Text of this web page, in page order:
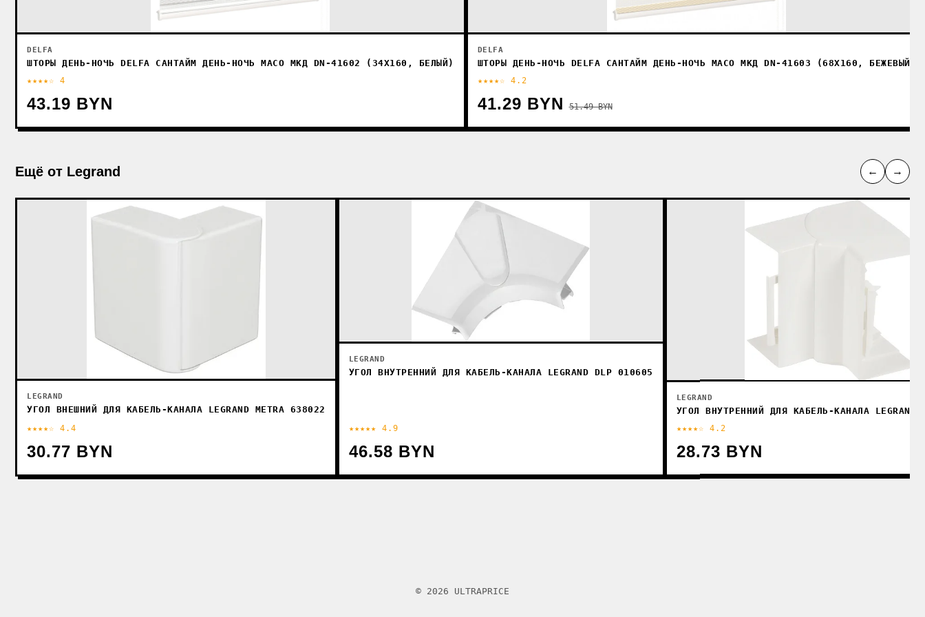
DELFA
ШТОРЫ ДЕНЬ-НОЧЬ DELFA САНТАЙМ ДЕНЬ-НОЧЬ МАСО МКД DN-41602 (34X160, БЕЛЫЙ)
★★★★☆ 4
43.19 BYN
DELFA
ШТОРЫ ДЕНЬ-НОЧЬ DELFA САНТАЙМ ДЕНЬ-НОЧЬ МАСО МКД DN-41603 (68X160, БЕЖЕВЫЙ)
★★★★☆ 4.2
41.29 BYN 51.49 BYN
Ещё от Legrand ← →
LEGRAND
УГОЛ ВНЕШНИЙ ДЛЯ КАБЕЛЬ-КАНАЛА LEGRAND METRA 638022
★★★★☆ 4.4
30.77 BYN
LEGRAND
УГОЛ ВНУТРЕННИЙ ДЛЯ КАБЕЛЬ-КАНАЛА LEGRAND DLP 010605
★★★★★ 4.9
46.58 BYN
LEGRAND
УГОЛ ВНУТРЕННИЙ ДЛЯ КАБЕЛЬ-КАНАЛА LEGRAND
★★★★☆ 4.2
28.73 BYN
© 2026 ULTRAPRICE